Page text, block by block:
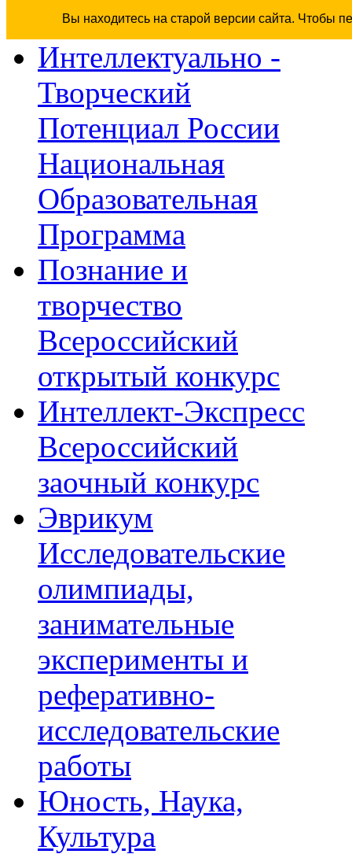
Вы находитесь на старой версии сайта. Чтобы
Интеллектуально -
Творческий
Потенциал России
Национальная
Образовательная
Программа
Познание и
творчество
Всероссийский
открытый конкурс
Интеллект-Экспресс
Всероссийский
заочный конкурс
Эврикум
Исследовательские
олимпиады,
занимательные
эксперименты и
реферативно-
исследовательские
работы
Юность, Наука,
Культура